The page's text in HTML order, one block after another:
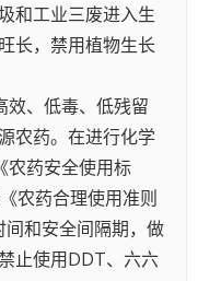
和工业三废进入生
长，禁用植物生长
效、低毒、低残留
农药。在进行化学
农药安全使用标
农药合理使用准则
和安全间隔期，做
止使用DDT、六六